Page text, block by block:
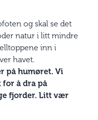
og skal se det
natur i litt mindre
inn i
havet.
på humøret. Vi
for å dra på
fjorder. Litt vær